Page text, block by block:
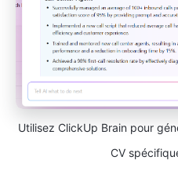
Utilisez ClickUp Brain pour
CV